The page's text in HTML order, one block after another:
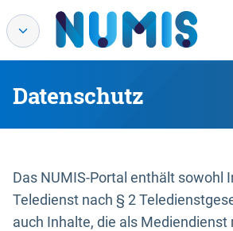
Datenschutz
Das NUMIS-Portal enthält sowohl
Teledienst nach § 2
auch Inhalte, die als Mediendienst